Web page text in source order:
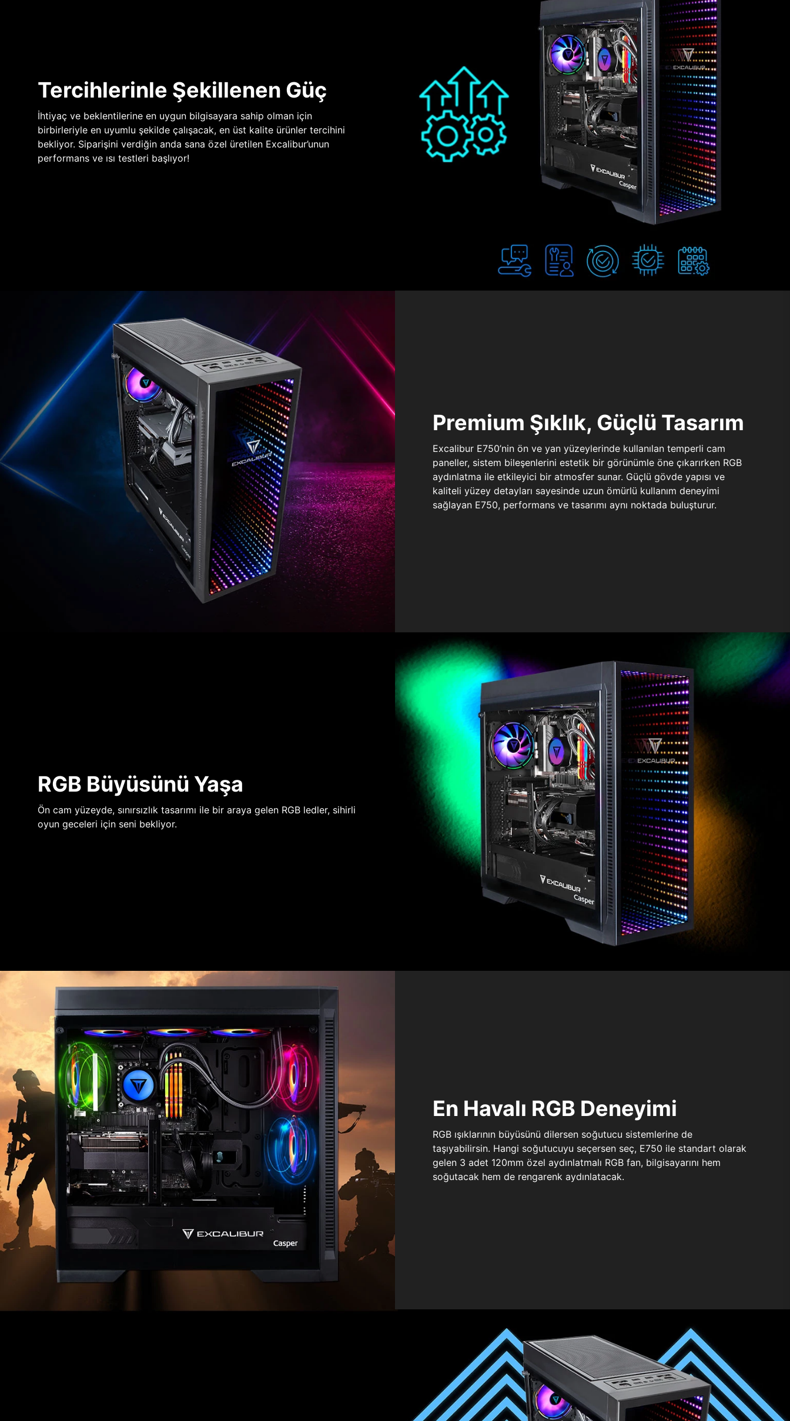
Tercihlerinle Şekillenen Güç
İhtiyaç ve beklentilerine en uygun bilgisayara sahip olman için
birbirleriyle en uyumlu şekilde çalışacak, en üst kalite ürünler tercihini
bekliyor. Siparişini verdiğin anda sana özel üretilen Excalibur’unun
performans ve ısı testleri başlıyor!
Premium Şıklık, Güçlü Tasarım
Excalibur E750’nin ön ve yan yüzeylerinde kullanılan temperli cam
paneller, sistem bileşenlerini estetik bir görünümle öne çıkarırken RGB
aydınlatma ile etkileyici bir atmosfer sunar. Güçlü gövde yapısı ve
kaliteli yüzey detayları sayesinde uzun ömürlü kullanım deneyimi
sağlayan E750, performans ve tasarımı aynı noktada buluşturur.
RGB Büyüsünü Yaşa
Ön cam yüzeyde, sınırsızlık tasarımı ile bir araya gelen RGB ledler, sihirli
oyun geceleri için seni bekliyor.
En Havalı RGB Deneyimi
RGB ışıklarının büyüsünü dilersen soğutucu sistemlerine de
taşıyabilirsin. Hangi soğutucuyu seçersen seç, E750 ile standart olarak
gelen 3 adet 120mm özel aydınlatmalı RGB fan, bilgisayarını hem
soğutacak hem de rengarenk aydınlatacak.